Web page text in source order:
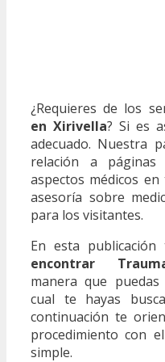
¿Requieres de los
en Xirivella? Si es
adecuado. Nuestra
relación a
aspectos médicos
asesoría sobre
para los visitantes.
En esta
encontrar
manera que
cual te hayas
continuación te
procedimiento con
simple.